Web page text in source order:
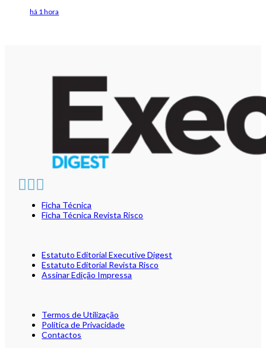
há 1 hora
Ficha Técnica
Ficha Técnica Revista Risco
Estatuto Editorial Executive Digest
Estatuto Editorial Revista Risco
Assinar Edição Impressa
Termos de Utilização
Política de Privacidade
Contactos